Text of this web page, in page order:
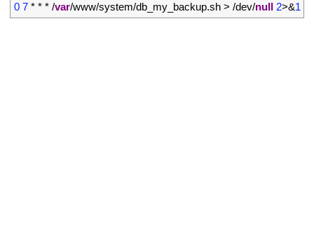
0 7 * * * /var/www/system/db_my_backup.sh > /dev/null 2>&1